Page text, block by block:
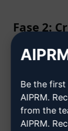
Fase 2:
Fare
Be the
AIPRM.
from the
AIPRM.